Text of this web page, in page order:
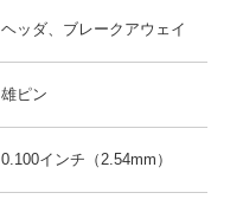
ヘッダ、ブレークアウェイ
雄ピン
0.100インチ（2.54mm）